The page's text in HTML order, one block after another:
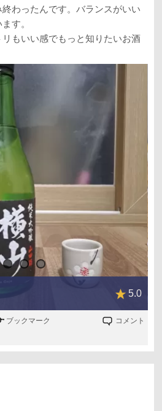
わったんです。バランスがいい
す。
もいい感でもっと知りたいお酒
5.0
ブックマーク コメント